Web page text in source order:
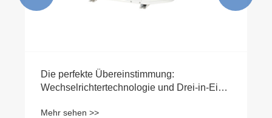
Die perfekte Übereinstimmung:
Wechselrichtertechnologie und Drei-in-Eins-
Mehr sehen >>